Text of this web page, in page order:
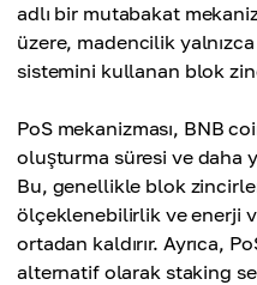
adlı bir mutabakat
üzere, madencilik
sistemini kullanan blok
PoS mekanizması, BNB
oluşturma süresi ve daha
Bu, genellikle blok
ölçeklenebilirlik ve enerji
ortadan kaldırır. Ayrıca,
alternatif olarak staking